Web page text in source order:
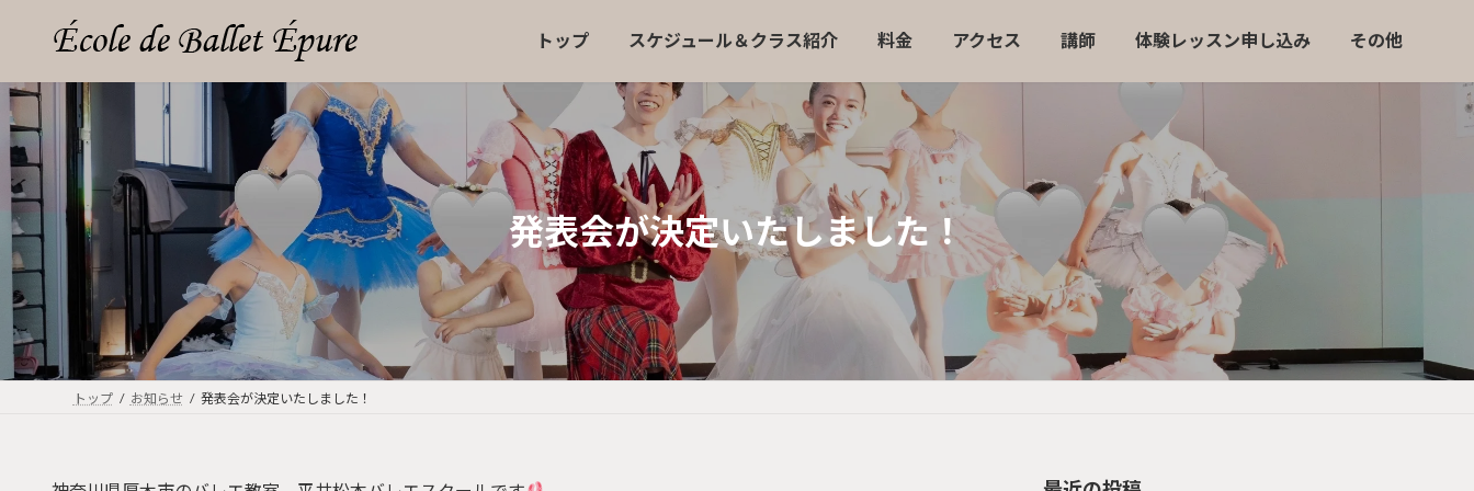
ン
ツ
へ
ス
キ
ッ
プ
ー
シ
ョ
ン
に
移
動
トップ スケジュール＆クラス紹介 料金 アクセス 講師 体験レッスン申し込み その他
発表会が決定いたしました！
トップ お知らせ 発表会が決定いたしました！